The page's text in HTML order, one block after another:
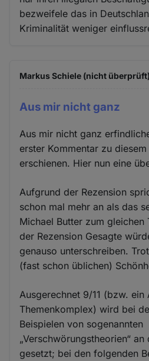
bezweifele das in
Kriminalität weniger
Markus Schiele (nicht überprüft)
Aus mir nicht ganz
Aus mir nicht ganz
erster Kommentar zu
erschienen. Hier nun eine
Aufgrund der Rezension
schon mal mehr an als das
Michael Butter zum gleichen
der Rezension Gesagte
genauso unterschreiben.
(fast schon üblichen)
Ausgerechnet 9/11 (bzw. ein
Themenkomplex) wird bei
Beispielen von sogenannten
„Verschwörungstheorien“
gesetzt; bei den folgenden